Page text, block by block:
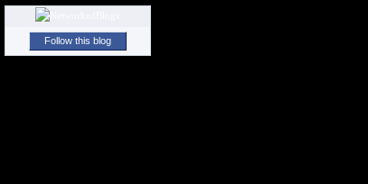
Follow this blog